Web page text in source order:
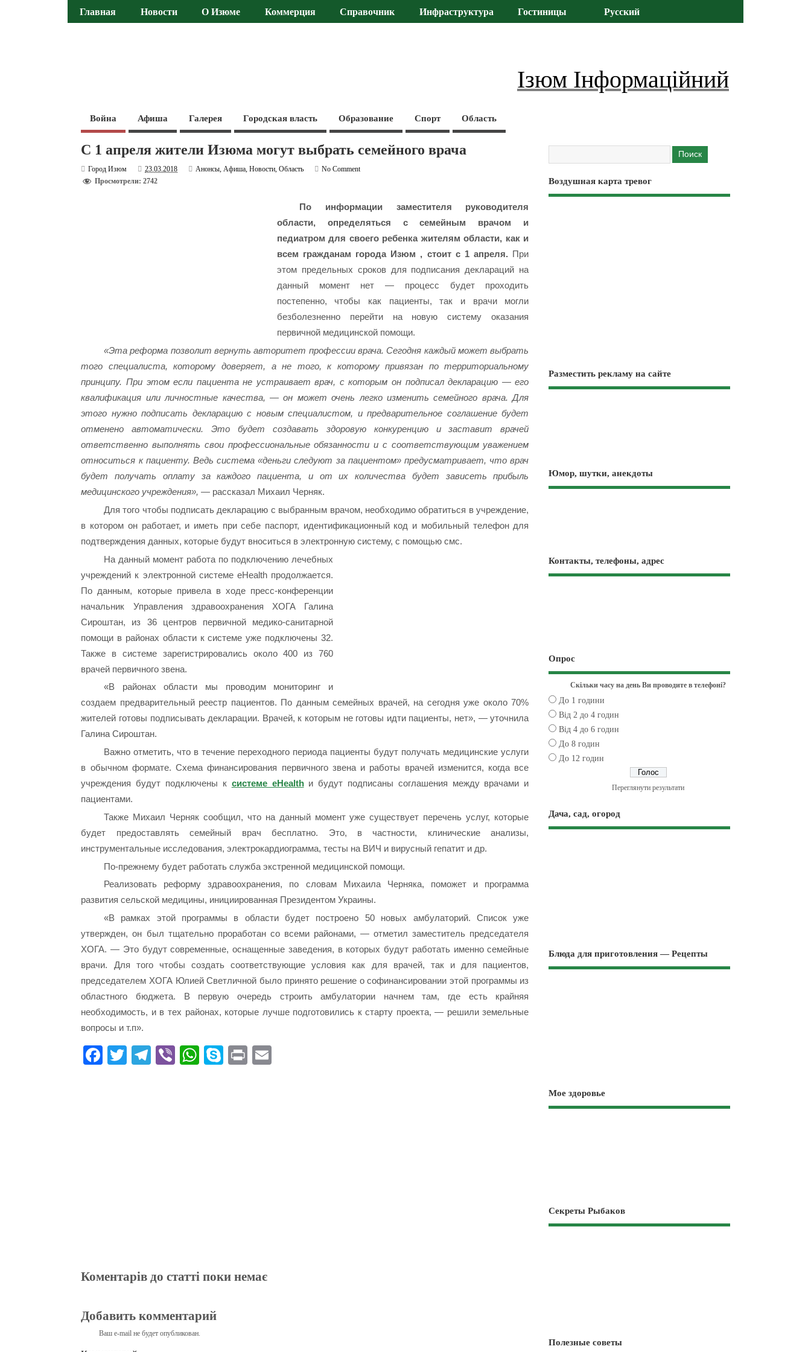
Главная Новости О Изюме Коммерция Справочник Инфраструктура Гостиницы Русский
Ізюм Інформаційний
Война Афиша Галерея Городская власть Образование Спорт Область
С 1 апреля жители Изюма могут выбрать семейного врача
Город Изюм 23.03.2018 Анонсы,Афиша,Новости,Область
No Comment
Просмотрели: 2742
По информации заместителя руководителя
области, определяться с семейным врачом и
педиатром для своего ребенка жителям области, как и
всем гражданам города Изюм , стоит с 1 апреля. При
этом предельных сроков для подписания деклараций на
данный момент нет — процесс будет проходить
постепенно, чтобы как пациенты, так и врачи могли
безболезненно перейти на новую систему оказания
первичной медицинской помощи.
«Эта реформа позволит вернуть авторитет профессии врача. Сегодня каждый может выбрать
того специалиста, которому доверяет, а не того, к которому привязан по территориальному
принципу. При этом если пациента не устраивает врач, с которым он подписал декларацию — его
квалификация или личностные качества, — он может очень легко изменить семейного врача. Для
этого нужно подписать декларацию с новым специалистом, и предварительное соглашение будет
отменено автоматически. Это будет создавать здоровую конкуренцию и заставит врачей
ответственно выполнять свои профессиональные обязанности и с соответствующим уважением
относиться к пациенту. Ведь система «деньги следуют за пациентом» предусматривает, что врач
будет получать оплату за каждого пациента, и от их количества будет зависеть прибыль
медицинского учреждения», — рассказал Михаил Черняк.
Для того чтобы подписать декларацию с выбранным врачом, необходимо обратиться в учреждение,
в котором он работает, и иметь при себе паспорт, идентификационный код и мобильный телефон для
подтверждения данных, которые будут вноситься в электронную систему, с помощью смс.
На данный момент работа по подключению лечебных
учреждений к электронной системе eHealth продолжается.
По данным, которые привела в ходе пресс-конференции
начальник Управления здравоохранения ХОГА Галина
Сироштан, из 36 центров первичной медико-санитарной
помощи в районах области к системе уже подключены 32.
Также в системе зарегистрировались около 400 из 760
врачей первичного звена.
«В районах области мы проводим мониторинг и
создаем предварительный реестр пациентов. По данным семейных врачей, на сегодня уже около 70%
жителей готовы подписывать декларации. Врачей, к которым не готовы идти пациенты, нет», — уточнила
Галина Сироштан.
Важно отметить, что в течение переходного периода пациенты будут получать медицинские услуги
в обычном формате. Схема финансирования первичного звена и работы врачей изменится, когда все
учреждения будут подключены к системе еHealthи будут подписаны соглашения между врачами и
пациентами.
Также Михаил Черняк сообщил, что на данный момент уже существует перечень услуг, которые
будет предоставлять семейный врач бесплатно. Это, в частности, клинические анализы,
инструментальные исследования, электрокардиограмма, тесты на ВИЧ и вирусный гепатит и др.
По-прежнему будет работать служба экстренной медицинской помощи.
Реализовать реформу здравоохранения, по словам Михаила Черняка, поможет и программа
развития сельской медицины, инициированная Президентом Украины.
«В рамках этой программы в области будет построено 50 новых амбулаторий. Список уже
утвержден, он был тщательно проработан со всеми районами, — отметил заместитель председателя
ХОГА. — Это будут современные, оснащенные заведения, в которых будут работать именно семейные
врачи. Для того чтобы создать соответствующие условия как для врачей, так и для пациентов,
председателем ХОГА Юлией Светличной было принято решение о софинансировании этой программы из
областного бюджета. В первую очередь строить амбулатории начнем там, где есть крайняя
необходимость, и в тех районах, которые лучше подготовились к старту проекта, — решили земельные
вопросы и т.п».
Fa T
Te Vi
W
S
Pr
Коментарів до статті поки немає
Добавить комментарий
Ваш e-mail не будет опубликован.
Воздушная карта тревог
Разместить рекламу на сайте
Юмор, шутки, анекдоты
Контакты, телефоны, адрес
Опрос
Скільки часу на день Ви проводите в телефоні?
До 1 години
Від 2 до 4 годин
Від 4 до 6 годин
До 8 годин
До 12 годин
Переглянути результати
Дача, сад, огород
Блюда для приготовления — Рецепты
Мое здоровье
Секреты Рыбаков
Полезные советы